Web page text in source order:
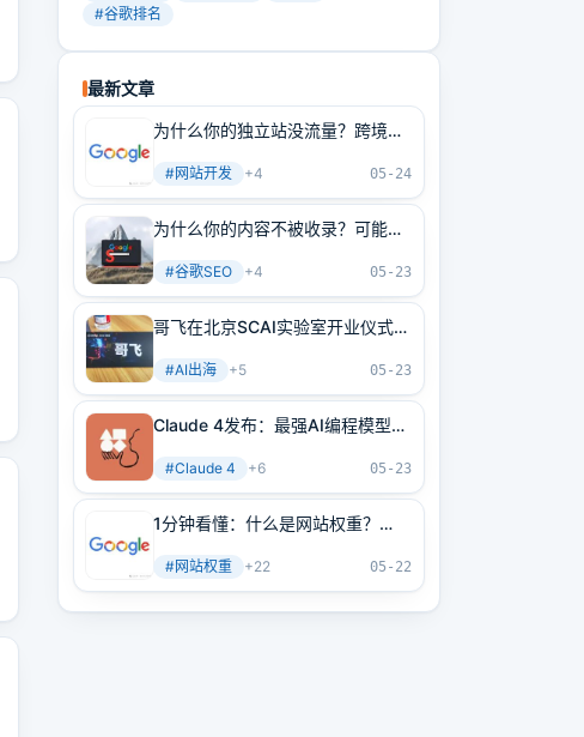
#谷歌排名
最新文章
为什么你的独立站没流量？跨境卖
#网站开发 +4 05-24
为什么你的内容不被收录？可能是
方法
#谷歌SEO +4 05-23
哥飞在北京SCAI实验室开业仪式上
#AI出海 +5 05-23
Claude 4发布：最强AI编程模型
#Claude 4 +6 05-23
1分钟看懂：什么是网站权重？
南（原创不易）
#网站权重 +22 05-22